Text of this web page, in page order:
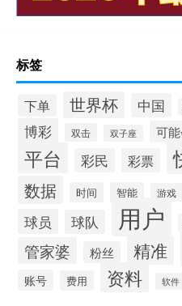
标签
下单 世界杯 中国
博彩 双击 双子座 可
平台 彩民 彩票
数据 时间 智能 游戏
球员 球队 用户
管家婆 粉丝 精准
账号 费用 资料 软件